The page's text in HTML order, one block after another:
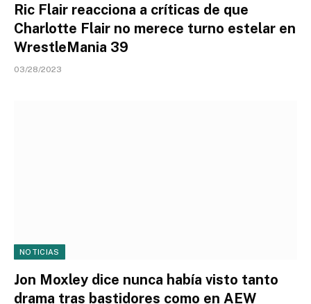
Ric Flair reacciona a críticas de que
Charlotte Flair no merece turno estelar en
WrestleMania 39
03/28/2023
NOTICIAS
Jon Moxley dice nunca había visto tanto
drama tras bastidores como en AEW